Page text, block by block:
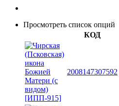
Просмотреть список опций
КОД
2008147307592